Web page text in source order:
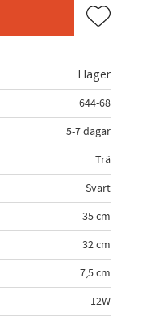
Lägg till i
I lager
644-68
5-7 dagar
Trä
Svart
35 cm
32 cm
7,5 cm
12W